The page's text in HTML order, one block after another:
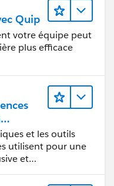
Quip
votre équipe peut
plus efficace
et les outils
utilisent pour une
et